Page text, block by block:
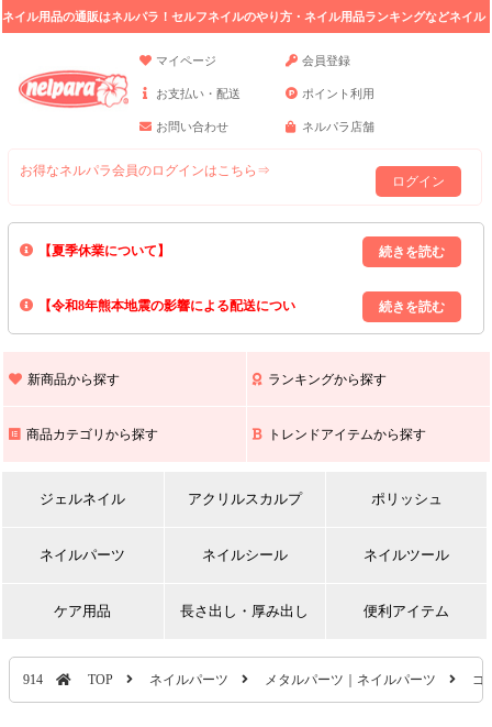
ネイル用品の通販はネルパラ！セルフネイルのやり方・ネイル用品ランキングなどネイル
マイページ
会員登録
お支払い・配送 ポイント利用
お問い合わせ ネルパラ店舗
お得なネルパラ会員のログインはこちら⇒
ログイン
【夏季休業について】
8/13(木)～8/16(日)の間｢出荷業務・お問い合わせ業務｣はお休みいたしま
上記期間中のご注文・お問い合わせは8/17(月)以降の対応となりますので
【令和8年熊本地震の影響による配送につい
また､ 九州全域でお荷物のお届けに遅延が生じております｡
新商品から探す ランキングから探す
商品カテゴリから探す トレンドアイテムから探す
ジェルネイル アクリルスカルプ ポリッシュ
ネイルパーツ ネイルシール ネイルツール
ケア用品 長さ出し・厚み出し 便利アイテム
914 TOP ネイルパーツ メタルパーツ｜ネイルパーツ ゴ